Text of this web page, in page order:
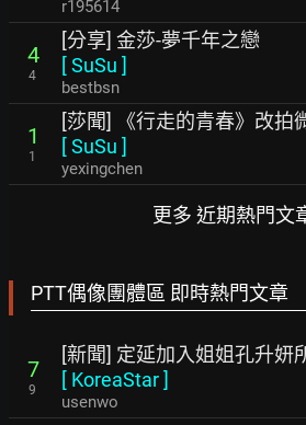
r195614
4
4
[分享] 金莎-夢千年之戀
[SuSu ]
bestbsn
1
1
[莎聞] 《行走的青春》改拍
[SuSu ]
yexingchen
更多 近期熱門文
PTT偶像團體區 即時熱門文章
7
9
[新聞] 定延加入姐姐孔升妍
[ KoreaStar]
usenwo